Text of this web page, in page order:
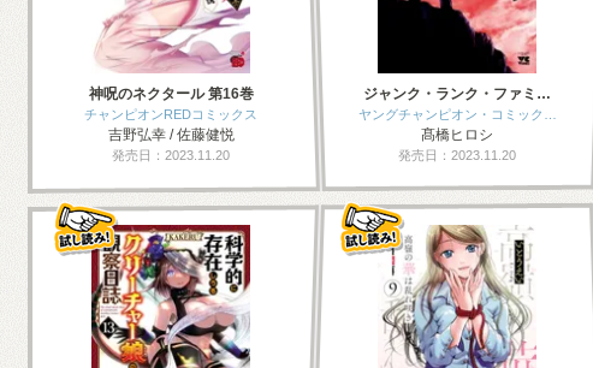
神呪のネクタール 第16巻
チャンピオンREDコミックス
吉野弘幸 / 佐藤健悦
発売日：2023.11.20
ジャンク・ランク・ファミ…
ヤングチャンピオン・コミック…
髙橋ヒロシ
発売日：2023.11.20